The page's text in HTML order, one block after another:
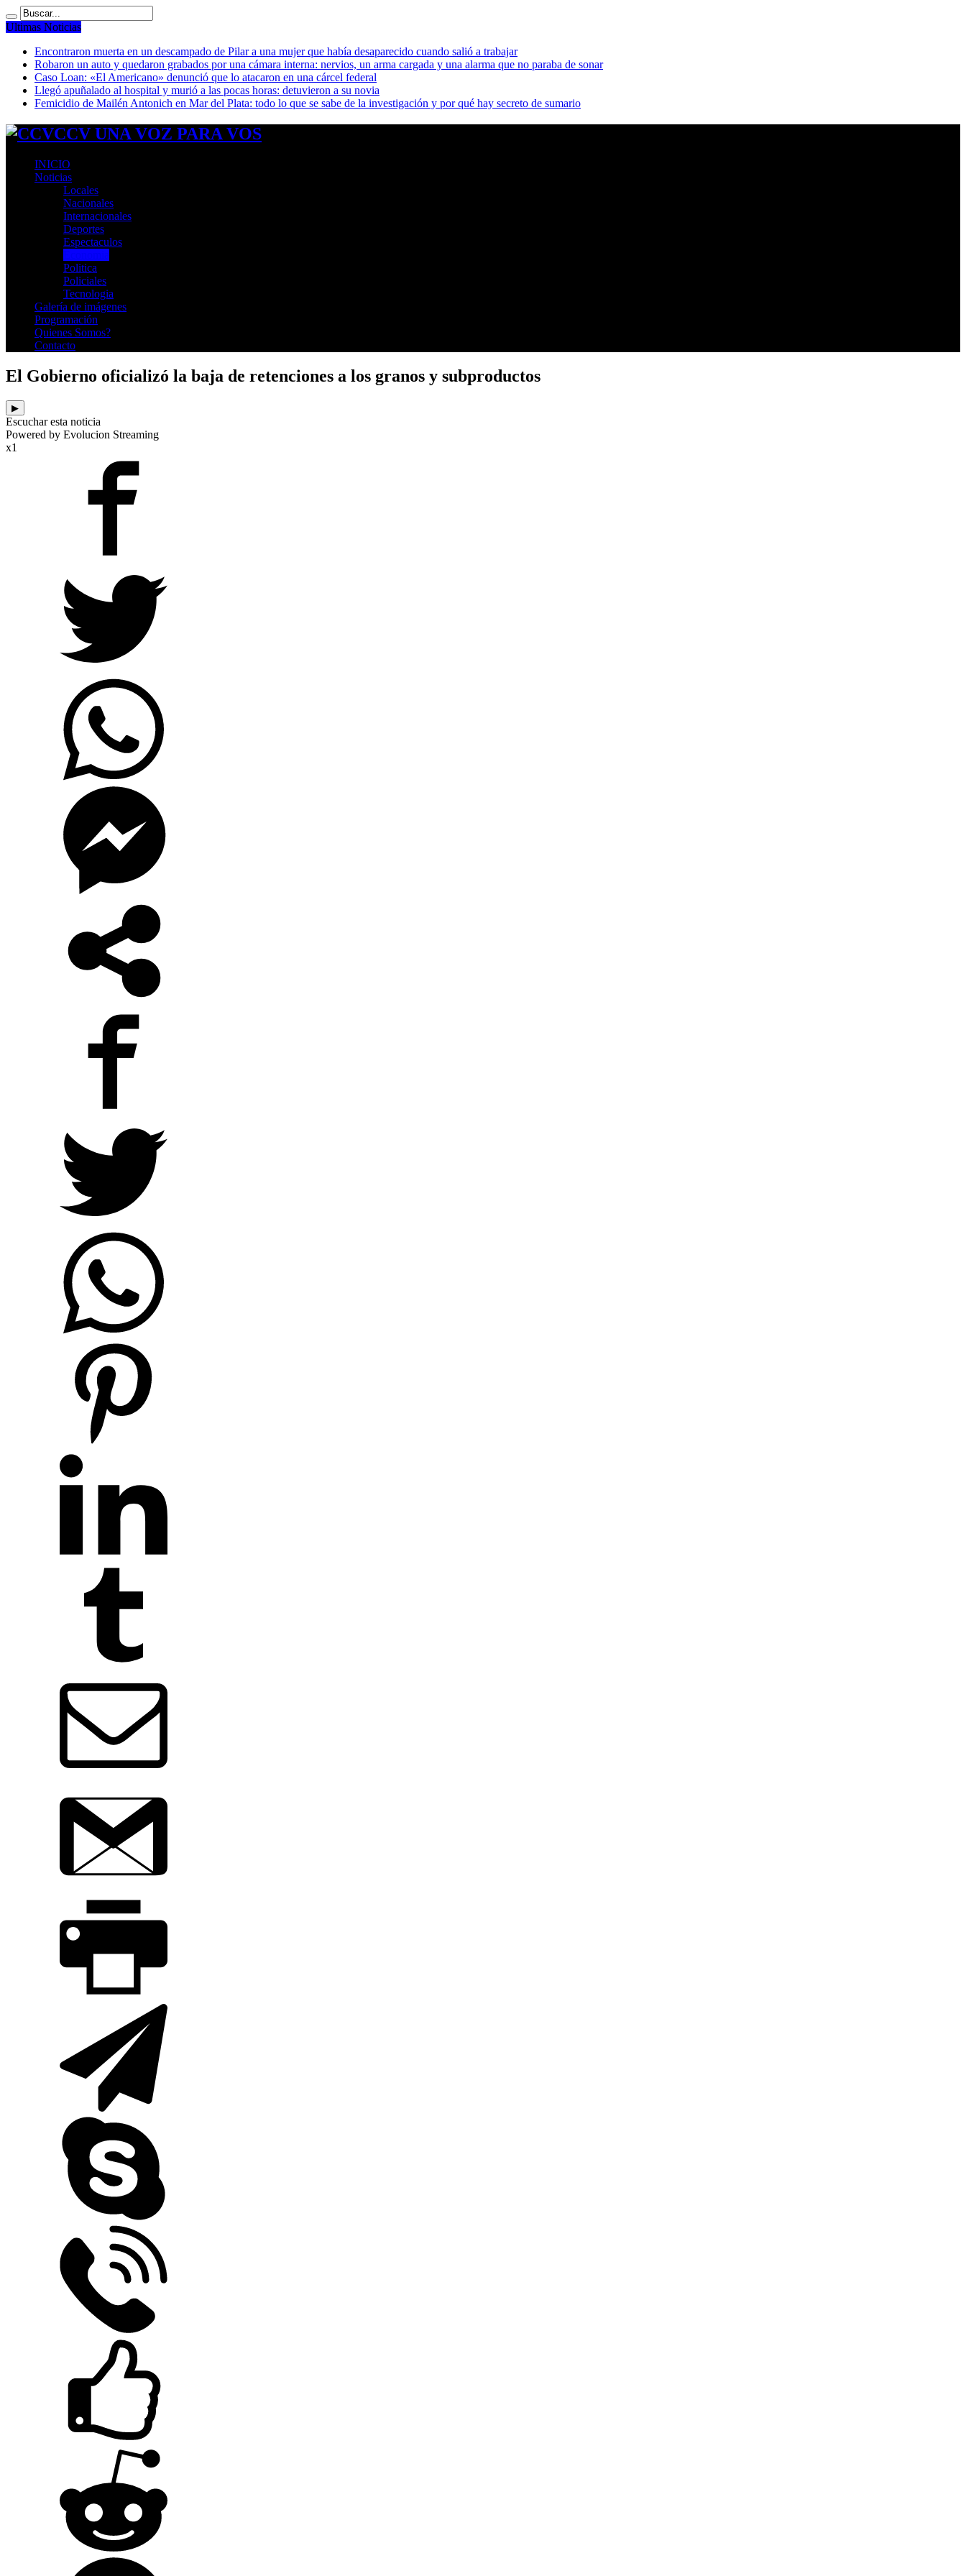
Ultimas Noticias
Encontraron muerta en un descampado de Pilar a una mujer que había desaparecido cuando salió a trabajar
Robaron un auto y quedaron grabados por una cámara interna: nervios, un arma cargada y una alarma que no paraba de sonar
Caso Loan: «El Americano» denunció que lo atacaron en una cárcel federal
Llegó apuñalado al hospital y murió a las pocas horas: detuvieron a su novia
Femicidio de Mailén Antonich en Mar del Plata: todo lo que se sabe de la investigación y por qué hay secreto de sumario
CCV UNA VOZ PARA VOS
INICIO
Noticias
Locales
Nacionales
Internacionales
Deportes
Espectaculos
Politica
Policiales
Tecnologia
Galería de imágenes
Programación
Quienes Somos?
Contacto
El Gobierno oficializó la baja de retenciones a los granos y subproductos
▶
Escuchar esta noticia
Powered by Evolucion Streaming
x1